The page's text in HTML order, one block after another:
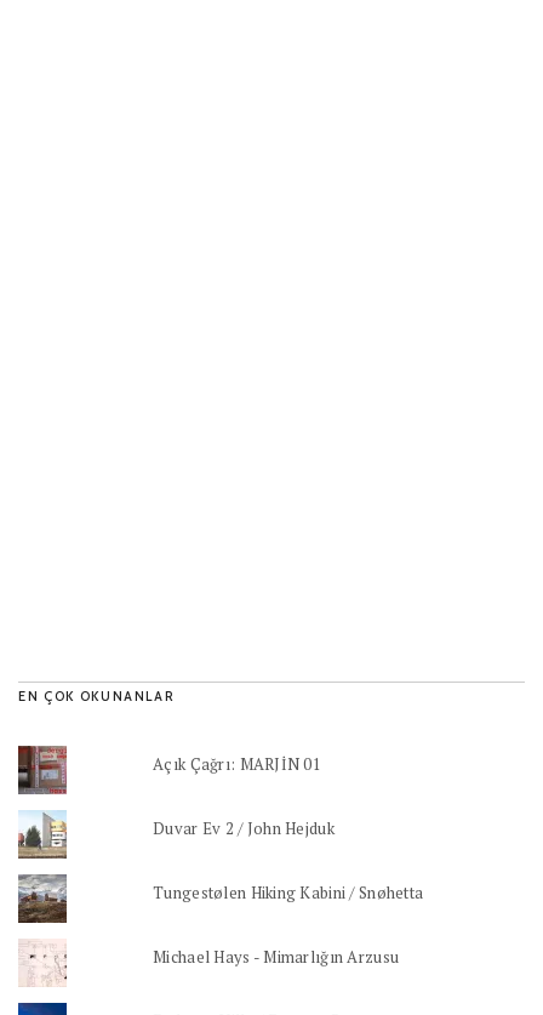
EN ÇOK OKUNANLAR
Açık Çağrı: MARJİN 01
Duvar Ev 2 / John Hejduk
Tungestølen Hiking Kabini / Snøhetta
Michael Hays - Mimarlığın Arzusu